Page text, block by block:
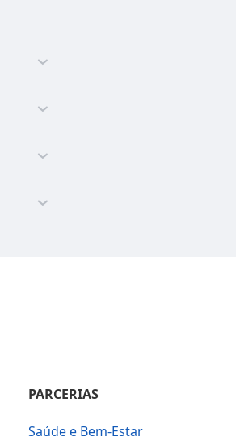
PARCERIAS
Saúde e Bem-Estar